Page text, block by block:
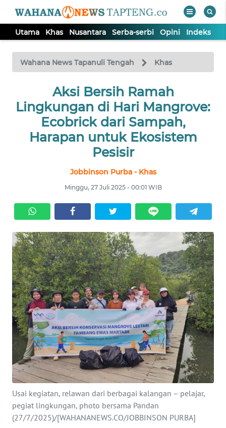
Utama Khas Nusantara Serba-serbi Opini Indeks
Wahana News Tapanuli Tengah Khas
Aksi Bersih Ramah
Lingkungan di Hari Mangrove:
Ecobrick dari Sampah,
Harapan untuk Ekosistem
Pesisir
Jobbinson Purba - Khas
Minggu, 27 Juli 2025 - 00:01 WIB
Usai kegiatan, relawan dari berbagai kalangan – pelajar,
pegiat lingkungan, photo bersama Pandan
(27/7/2025)/[WAHANANEWS.CO/JOBBINSON PURBA]
TV
Tutup
OPINI
Informasi
INDEKS
BERITA
KONTAK
KAMI
INFO
IKLAN
TENTANG
KAMI
PEDOMAN
MEDIA